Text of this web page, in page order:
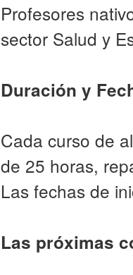
Profesores
sector Salud y
Duración y
Cada curso de
de 25 horas,
Las fechas de
Las próximas